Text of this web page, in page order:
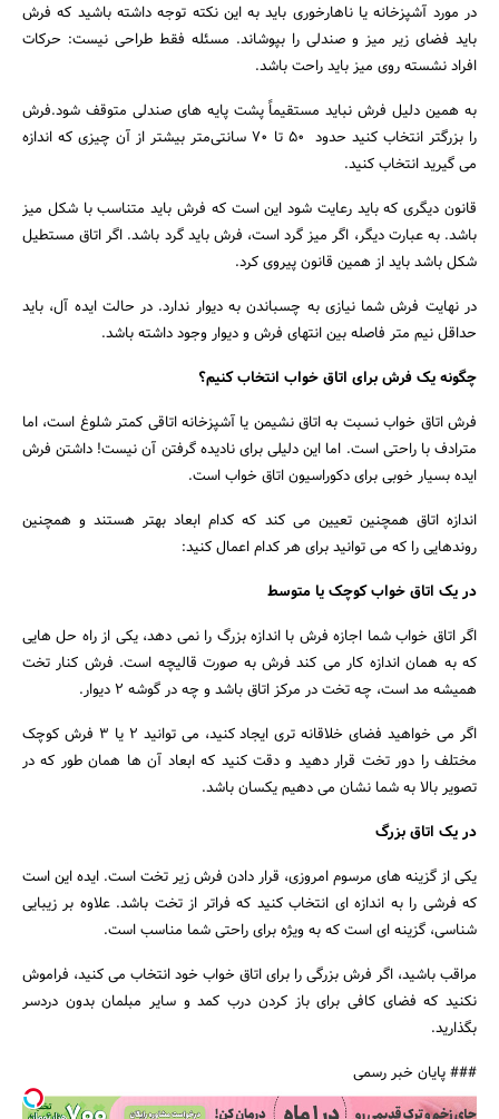
در مورد آشپزخانه یا ناهارخوری باید به این نکته توجه داشته باشید که فرش
باید فضای زیر میز و صندلی را بپوشاند. مسئله فقط طراحی نیست: حرکات
افراد نشسته روی میز باید راحت باشد.
به همین دلیل فرش نباید مستقیماً پشت پایه های صندلی متوقف شود.فرش
را بزرگتر انتخاب کنید حدود 50 تا 70 سانتی‌متر بیشتر از آن چیزی که اندازه
می گیرید انتخاب کنید.
قانون دیگری که باید رعایت شود این است که فرش باید متناسب با شکل میز
باشد. به عبارت دیگر، اگر میز گرد است، فرش باید گرد باشد. اگر اتاق مستطیل
شکل باشد باید از همین قانون پیروی کرد.
در نهایت فرش شما نیازی به چسباندن به دیوار ندارد. در حالت ایده آل، باید
حداقل نیم متر فاصله بین انتهای فرش و دیوار وجود داشته باشد.
چگونه یک فرش برای اتاق خواب انتخاب کنیم؟
فرش اتاق خواب نسبت به اتاق نشیمن یا آشپزخانه اتاقی کمتر شلوغ است، اما
مترادف با راحتی است. اما این دلیلی برای نادیده گرفتن آن نیست! داشتن فرش
ایده بسیار خوبی برای دکوراسیون اتاق خواب است.
اندازه اتاق همچنین تعیین می کند که کدام ابعاد بهتر هستند و همچنین
روندهایی را که می توانید برای هر کدام اعمال کنید:
در یک اتاق خواب کوچک یا متوسط
اگر اتاق خواب شما اجازه فرش با اندازه بزرگ را نمی دهد، یکی از راه حل هایی
که به همان اندازه کار می کند فرش به صورت قالیچه است. فرش کنار تخت
همیشه مد است، چه تخت در مرکز اتاق باشد و چه در گوشه 2 دیوار.
اگر می خواهید فضای خلاقانه تری ایجاد کنید، می توانید 2 یا 3 فرش کوچک
مختلف را دور تخت قرار دهید و دقت کنید که ابعاد آن ها همان طور که در
تصویر بالا به شما نشان می دهیم یکسان باشد.
در یک اتاق بزرگ
یکی از گزینه های مرسوم امروزی، قرار دادن فرش زیر تخت است. ایده این است
که فرشی را به اندازه ای انتخاب کنید که فراتر از تخت باشد. علاوه بر زیبایی
شناسی، گزینه ای است که به ویژه برای راحتی شما مناسب است.
مراقب باشید، اگر فرش بزرگی را برای اتاق خواب خود انتخاب می کنید، فراموش
نکنید که فضای کافی برای باز کردن درب کمد و سایر مبلمان بدون دردسر
بگذارید.
### پایان خبر رسمی